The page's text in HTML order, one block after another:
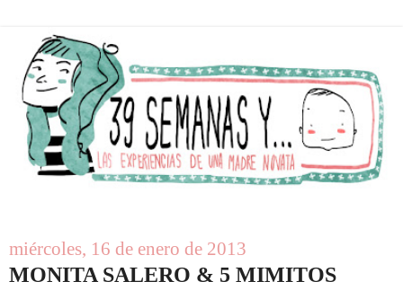
miércoles, 16 de enero de 2013
MONITA SALERO & 5 MIMITOS